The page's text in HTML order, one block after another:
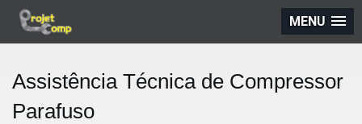
MENU
Assistência Técnica de Compressor
Parafuso